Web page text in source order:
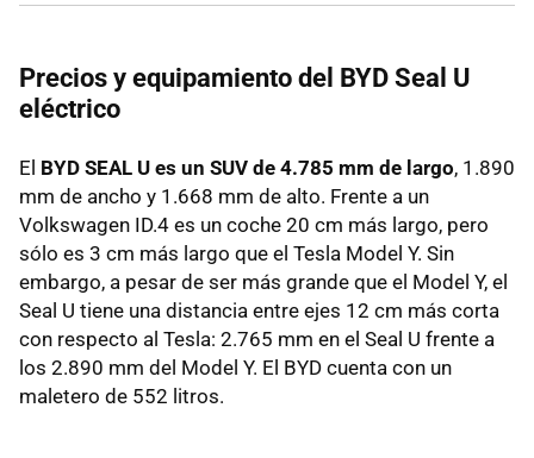
Precios y equipamiento del BYD Seal U
eléctrico
El BYD SEAL U es un SUV de 4.785 mm de largo, 1.890
mm de ancho y 1.668 mm de alto. Frente a un
Volkswagen ID.4 es un coche 20 cm más largo, pero
sólo es 3 cm más largo que el Tesla Model Y. Sin
embargo, a pesar de ser más grande que el Model Y, el
Seal U tiene una distancia entre ejes 12 cm más corta
con respecto al Tesla: 2.765 mm en el Seal U frente a
los 2.890 mm del Model Y. El BYD cuenta con un
maletero de 552 litros.